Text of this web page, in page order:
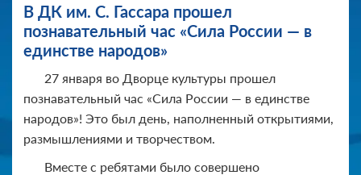
В ДК им. С. Гассара прошел
познавательный час «Сила России — в
единстве народов»
27 января во Дворце культуры прошел
познавательный час «Сила России — в единстве
народов»! Это был день, наполненный открытиями,
размышлениями и творчеством.
Вместе с ребятами было совершено